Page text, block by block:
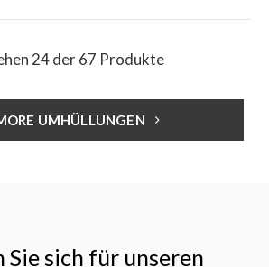
24 der 67 Produkte
UMHÜLLUNGEN
Sie sich für unseren